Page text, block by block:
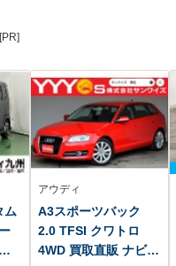
[PR]
ム
アウディ
A3スポーツバック
2.0 TFSI クワトロ
4WD 買取直販 ナビ